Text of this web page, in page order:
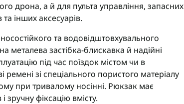
дрона, а й для пульта управління, запасних
інших аксесуарів.
та водовідштовхувального
застібка-блискавка й надійні
під час поїздок містом чи в
зі спеціального пористого матеріалу
при тривалому носінні. Рюкзак має
зручну фіксацію вмісту.